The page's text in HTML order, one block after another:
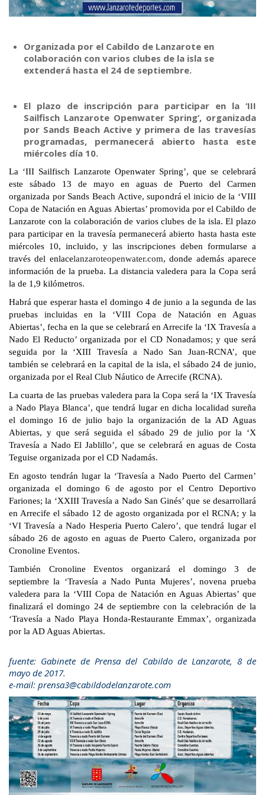
Organizada por el Cabildo de Lanzarote en
colaboración con varios clubes de la isla se
extenderá hasta el 24 de septiembre.
El plazo de inscripción para participar en la ‘III
Sailfisch Lanzarote Openwater Spring’, organizada
por Sands Beach Active y primera de las travesías
programadas, permanecerá abierto hasta este
miércoles día 10.
La ‘III Sailfisch Lanzarote Openwater Spring’, que se celebrará
este sábado 13 de mayo en aguas de Puerto del Carmen
organizada por Sands Beach Active, supondrá el inicio de la ‘VIII
Copa de Natación en Aguas Abiertas’ promovida por el Cabildo de
Lanzarote con la colaboración de varios clubes de la isla. El plazo
para participar en la travesía permanecerá abierto hasta hasta este
miércoles 10, incluido, y las inscripciones deben formularse a
través del enlacelanzaroteopenwater.com, donde además aparece
información de la prueba. La distancia valedera para la Copa será
la de 1,9 kilómetros.
Habrá que esperar hasta el domingo 4 de junio a la segunda de las
pruebas incluidas en la ‘VIII Copa de Natación en Aguas
Abiertas’, fecha en la que se celebrará en Arrecife la ‘IX Travesía a
Nado El Reducto’ organizada por el CD Nonadamos; y que será
seguida por la ‘XIII Travesía a Nado San Juan-RCNA’, que
también se celebrará en la capital de la isla, el sábado 24 de junio,
organizada por el Real Club Náutico de Arrecife (RCNA).
La cuarta de las pruebas valedera para la Copa será la ‘IX Travesía
a Nado Playa Blanca’, que tendrá lugar en dicha localidad sureña
el domingo 16 de julio bajo la organización de la AD Aguas
Abiertas, y que será seguida el sábado 29 de julio por la ‘X
Travesía a Nado El Jablillo’, que se celebrará en aguas de Costa
Teguise organizada por el CD Nadamás.
En agosto tendrán lugar la ‘Travesía a Nado Puerto del Carmen’
organizada el domingo 6 de agosto por el Centro Deportivo
Fariones; la ‘XXIII Travesía a Nado San Ginés’ que se desarrollará
en Arrecife el sábado 12 de agosto organizada por el RCNA; y la
‘VI Travesía a Nado Hesperia Puerto Calero’, que tendrá lugar el
sábado 26 de agosto en aguas de Puerto Calero, organizada por
Cronoline Eventos.
También Cronoline Eventos organizará el domingo 3 de
septiembre la ‘Travesía a Nado Punta Mujeres’, novena prueba
valedera para la ‘VIII Copa de Natación en Aguas Abiertas’ que
finalizará el domingo 24 de septiembre con la celebración de la
‘Travesía a Nado Playa Honda-Restaurante Emmax’, organizada
por la AD Aguas Abiertas.
fuente: Gabinete de Prensa del Cabildo de Lanzarote, 8 de
mayo de 2017.
e-mail: prensa3@cabildodelanzarote.com